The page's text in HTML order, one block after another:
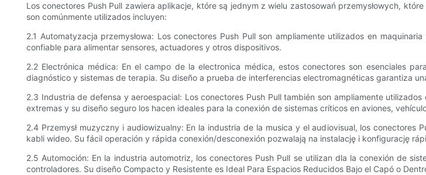
Los conectores Push Pull zawiera aplikacje, które są jednym z wielu zastosowań przemysłowych,
son comúnmente utilizados incluyen:
2.1 Automatyzacja przemysłowa: Los conectores Push Pull son ampliamente utilizados en
confiable para alimentar sensores, actuadores y otros dispositivos.
2.2 Electrónica médica: En el campo de la electronica médica, estos conectores son esenciales
diagnóstico y sistemas de terapia. Su diseño a prueba de interferencias electromagnéticas garantiza
2.3 Industria de defensa y aeroespacial: Los conectores Push Pull también son ampliamente
extremas y su diseño seguro los hacen ideales para la conexión de sistemas críticos en aviones,
2.4 Przemysł muzyczny i audiowizualny: En la industria de la musica y el audiovisual, los conectores
kabli wideo. Su fácil operación y rápida conexión/desconexión pozwalają na instalację i konfigurację
2.5 Automoción: En la industria automotriz, los conectores Push Pull se utilizan dla la conexión de
controladores. Su diseño Compacto y Resistente es Ideal Para Espacios Reducidos Bajo el Capó o